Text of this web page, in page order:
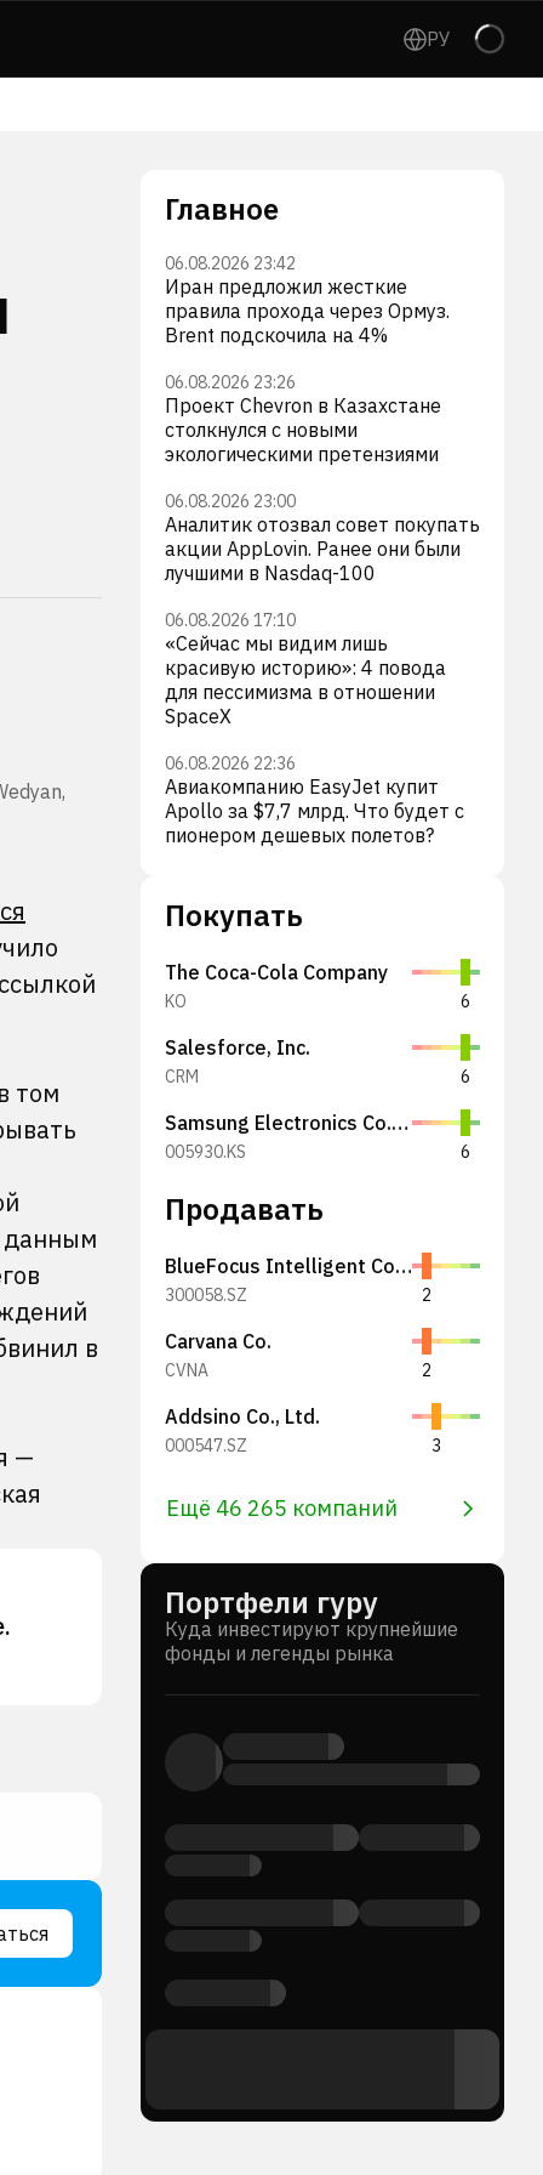
РУ
том
в
—
Главное
06.08.2026 23:42
Иран предложил жесткие
правила прохода через Ормуз.
Brent подскочила на 4%
06.08.2026 23:26
Проект Chevron в Казахстане
столкнулся с новыми
экологическими претензиями
06.08.2026 23:00
Аналитик отозвал совет покупать
акции AppLovin. Ранее они были
лучшими в Nasdaq-100
06.08.2026 17:10
«Сейчас мы видим лишь
красивую историю»: 4 повода
для пессимизма в отношении
SpaceX
06.08.2026 22:36
Авиакомпанию EasyJet купит
Apollo за $7,7 млрд. Что будет с
пионером дешевых полетов?
Покупать
The Coca-Cola Company
KO 6
Salesforce, Inc.
CRM 6
Samsung Electronics Co., Ltd.
005930.KS 6
Продавать
BlueFocus Intelligent Communications Group Co., Ltd.
300058.SZ 2
Carvana Co.
CVNA 2
Addsino Co., Ltd.
000547.SZ 3
Ещё 46 265 компаний
Портфели гуру
Куда инвестируют крупнейшие
фонды и легенды рынка